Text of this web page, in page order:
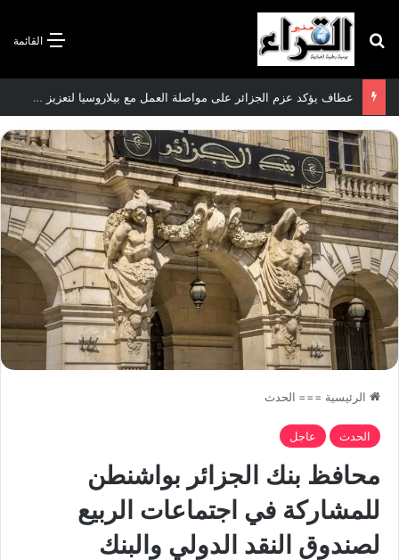
القائمة بحث عن
عطاف يؤكد عزم الجزائر على مواصلة العمل مع بيلاروسيا لتعزيز العلاقات الثنائية
الرئيسية === الحدث
الحدث عاجل
محافظ بنك الجزائر بواشنطن
للمشاركة في اجتماعات الربيع
لصندوق النقد الدولي والبنك